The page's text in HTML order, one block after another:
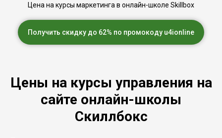
Цена на курсы маркетингав онлайн-школе Skillbox
Получить скидку до 62% по промокоду u4ionline
Цены на курсы управления на
сайте онлайн-школы
Скиллбокс